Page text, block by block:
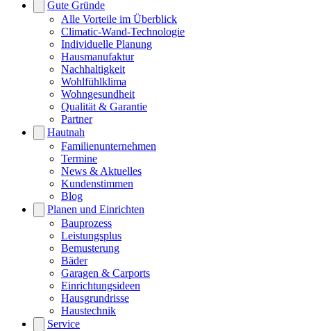
Gute Gründe
Alle Vorteile im Überblick
Climatic-Wand-Technologie
Individuelle Planung
Hausmanufaktur
Nachhaltigkeit
Wohlfühlklima
Wohngesundheit
Qualität & Garantie
Partner
Hautnah
Familienunternehmen
Termine
News & Aktuelles
Kundenstimmen
Blog
Planen und Einrichten
Bauprozess
Leistungsplus
Bemusterung
Bäder
Garagen & Carports
Einrichtungsideen
Hausgrundrisse
Haustechnik
Service